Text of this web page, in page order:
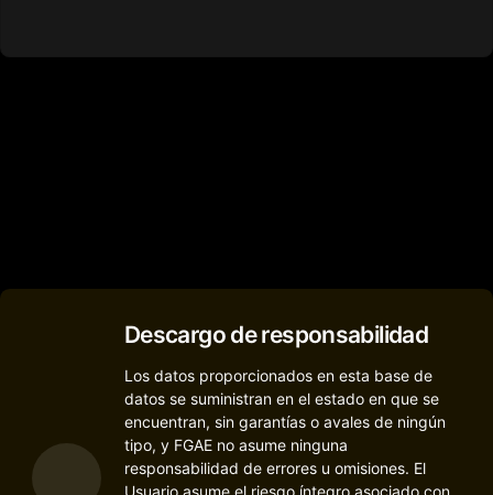
Descargo de responsabilidad
Los datos proporcionados en esta base de
datos se suministran en el estado en que se
encuentran, sin garantías o avales de ningún
tipo, y FGAE no asume ninguna
responsabilidad de errores u omisiones. El
Usuario asume el riesgo íntegro asociado con